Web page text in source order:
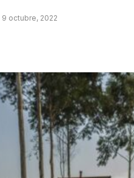
9 octubre, 2022